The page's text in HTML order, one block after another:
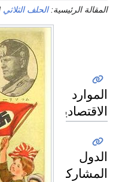
المقالة الرئيسية:الحلف الثلاثي
الموارد
الاقتصادية
الدول
المشاركة